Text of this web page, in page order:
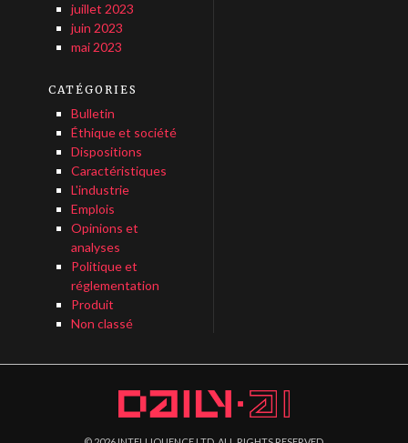
juillet 2023
juin 2023
mai 2023
CATÉGORIES
Bulletin
Éthique et société
Dispositions
Caractéristiques
L'industrie
Emplois
Opinions et
analyses
Politique et
réglementation
Produit
Non classé